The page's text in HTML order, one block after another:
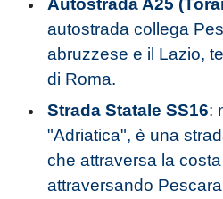
Autostrada A25
autostrada collega
abruzzese e il Lazio,
di Roma.
Strada Statale SS16:
"Adriatica", è una
che attraversa la
attraversando